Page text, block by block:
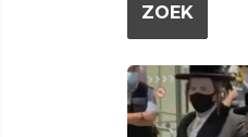
ZOEK